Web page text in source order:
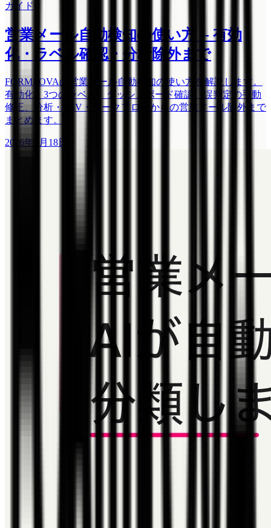
ガイド
営業メール自動検知の使い方 -- 有効
化・ラベル確認・分析除外まで
FORMLOVAの営業メール自動検知の使い方を解説します。
有効化、3つのラベル、ダッシュボード確認、誤判定の手動
修正、分析・CSV・ワークフローからの営業メール除外まで
まとめます。
2026年4月18日